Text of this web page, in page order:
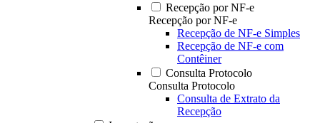
Recepção por NF-e
Recepção por NF-e
Recepção de NF-e Simples
Recepção de NF-e com
Contêiner
Consulta Protocolo
Consulta Protocolo
Consulta de Extrato da
Recepção